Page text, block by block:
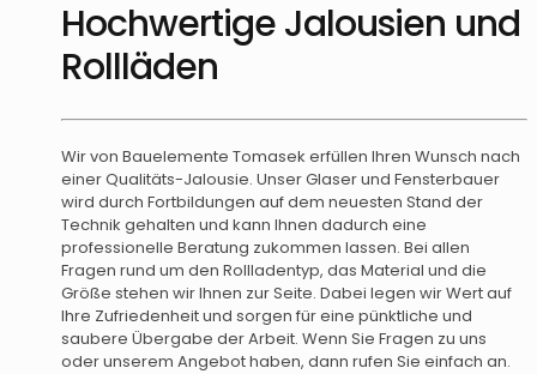
Hochwertige Jalousien und
Rollläden
Wir von Bauelemente Tomasek erfüllen Ihren Wunsch nach
einer Qualitäts-Jalousie. Unser Glaser und Fensterbauer
wird durch Fortbildungen auf dem neuesten Stand der
Technik gehalten und kann Ihnen dadurch eine
professionelle Beratung zukommen lassen. Bei allen
Fragen rund um den Rollladentyp, das Material und die
Größe stehen wir Ihnen zur Seite. Dabei legen wir Wert auf
Ihre Zufriedenheit und sorgen für eine pünktliche und
saubere Übergabe der Arbeit. Wenn Sie Fragen zu uns
oder unserem Angebot haben, dann rufen Sie einfach an.